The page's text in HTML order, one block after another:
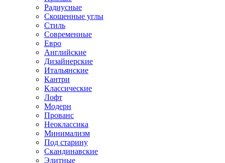
Радиусные
Скошенные углы
Стиль
Современные
Евро
Английские
Дизайнерские
Итальянские
Кантри
Классические
Лофт
Модерн
Прованс
Неоклассика
Минимализм
Под старину
Скандинавские
Элитные